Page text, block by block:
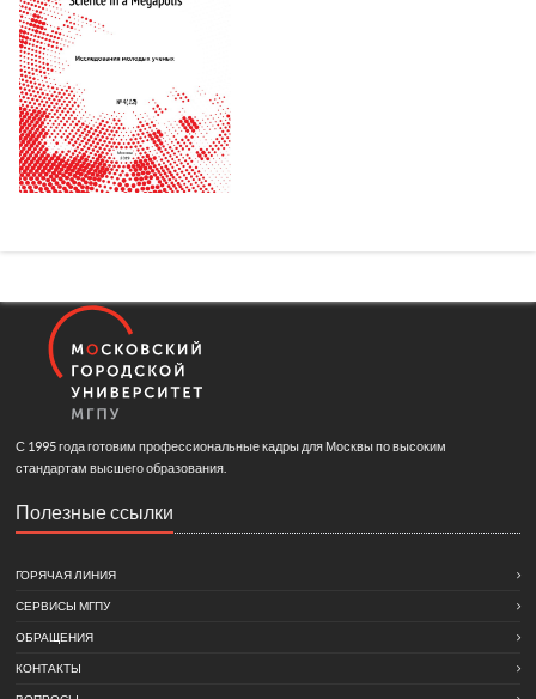
С 1995 года готовим профессиональные кадры для Москвы по высоким
стандартам высшего образования.
Полезные ссылки
ГОРЯЧАЯ ЛИНИЯ
СЕРВИСЫ МГПУ
ОБРАЩЕНИЯ
КОНТАКТЫ